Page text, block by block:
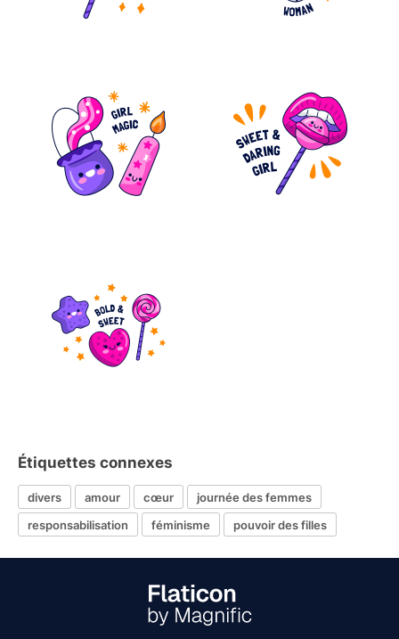
Étiquettes connexes
divers amour cœur
journée des femmes
responsabilisation
féminisme pouvoir des filles